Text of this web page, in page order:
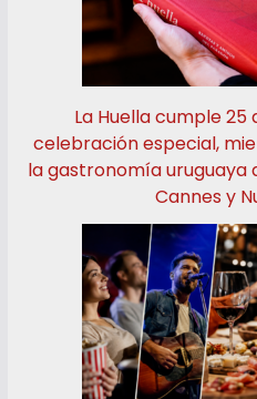
La Huella cumple
celebración especial,
la gastronomía uruguaya
Cannes y